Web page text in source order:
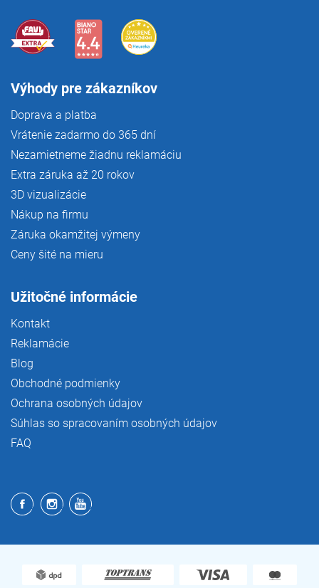
Výhody pre zákazníkov
Doprava a platba
Vrátenie zadarmo do 365 dní
Nezamietneme žiadnu reklamáciu
Extra záruka až 20 rokov
3D vizualizácie
Nákup na firmu
Záruka okamžitej výmeny
Ceny šité na mieru
Užitočné informácie
Kontakt
Reklamácie
Blog
Obchodné podmienky
Ochrana osobných údajov
Súhlas so spracovaním osobných údajov
FAQ